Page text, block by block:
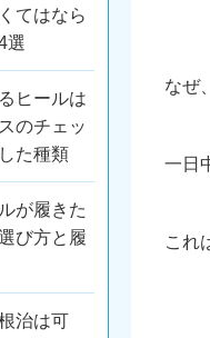
なぜ
一日
これ
てはなら
選
ヒールは
のチェッ
た種類
が履きた
び方と履
治は可